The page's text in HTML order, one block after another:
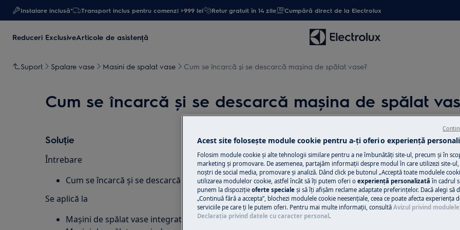
Instalare inclusă* Transport inclus pentru comenzi >999 lei Retur gratuit în 14 zile Cumpără direct de la Electrolux
Reduceri ExclusiveArticole de asistență
Suport Spalare vase Masini de spalat vase Cum se încarcă și se descarcă mașina de spălat vase?
Cum se încarcă și se descarcă mașina de spălat
Soluție
Întrebare
Cum se încarcă și se descarcă mașina de spălat vase?
Se aplică la
Mașini de spălat vase integrate
Solicită
Ai o problemă cu
nu o poţi rezolva
ul Electrolux și
Acest site folosește module cookie pentru a-ţi oferi o experienţă
Folosim module cookie și alte tehnologii similare pentru a ne îmbunătăţi site-ul, precum și în
marketing și promovare. De asemenea, partajăm informaţii despre modul în care utilizezi site-
noștri de social media, promovare și analiză. Dând click pe butonul „Acceptă toate modulele
utilizarea modulelor cookie, astfel încât să îţi putem oferi o experienţă personalizată în cadrul
punem la dispoziţie oferte speciale și să îţi afișăm reclame adaptate preferinţelor. Dacă alegi să
„Continuă fără a accepta”, blochezi modulele cookie neesenţiale, ceea ce poate afecta experienţa
serviciile pe care ţi le putem oferi. Pentru mai multe informaţii, consultă Avizul privind
Declaraţia privind datele cu caracter personal.